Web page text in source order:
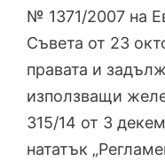
№ 1371/2007 на
Съвета от 23
правата и
използващи
315/14 от 3
нататък